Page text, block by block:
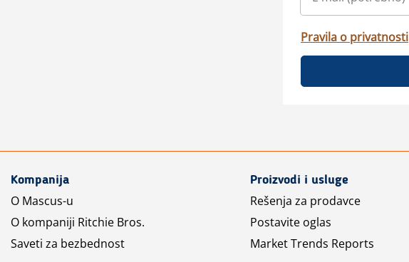
Pravila o privatnosti
Kompanija
O Mascus-u
O kompaniji Ritchie Bros.
Saveti za bezbednost
Proizvodi i usluge
Rešenja za prodavce
Postavite oglas
Market Trends Reports